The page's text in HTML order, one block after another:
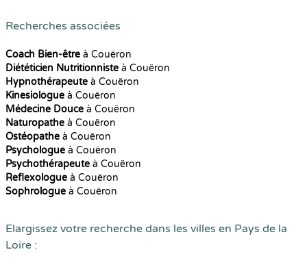
Recherches associées
Coach Bien-être à Couëron
Diététicien Nutritionniste à Couëron
Hypnothérapeute à Couëron
Kinesiologue à Couëron
Médecine Douce à Couëron
Naturopathe à Couëron
Ostéopathe à Couëron
Psychologue à Couëron
Psychothérapeute à Couëron
Reflexologue à Couëron
Sophrologue à Couëron
Elargissez votre recherche dans les villes en Pays de la
Loire :